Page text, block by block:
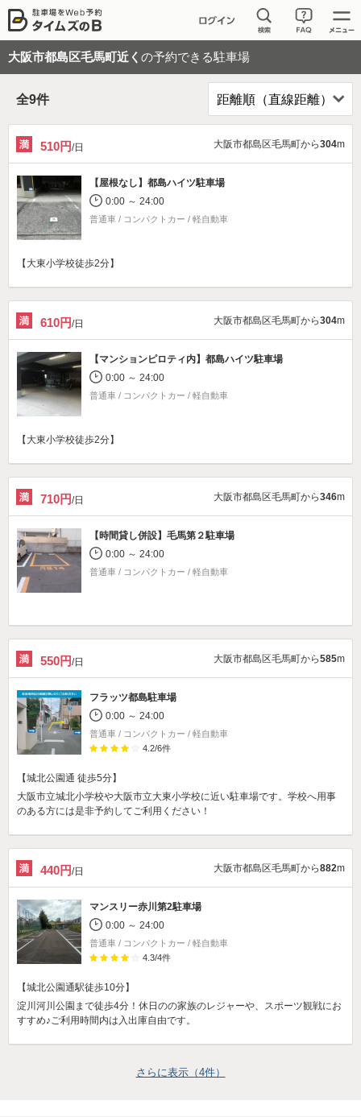
大阪市都島区毛馬町近く の予約できる駐車場
全9件
510円/日 大阪市都島区毛馬町から304m
【屋根なし】 都島ハイツ駐車場
0:00 ～ 24:00
普通車 / コンパクトカー / 軽自動車
【大東小学校徒歩2分】
610円/日 大阪市都島区毛馬町から304m
【マンションピロティ内】 都島ハイツ駐車場
0:00 ～ 24:00
普通車 / コンパクトカー / 軽自動車
【大東小学校徒歩2分】
710円/日 大阪市都島区毛馬町から346m
【時間貸し併設】 毛馬第２駐車場
0:00 ～ 24:00
普通車 / コンパクトカー / 軽自動車
550円/日 大阪市都島区毛馬町から585m
フラッツ都島駐車場
0:00 ～ 24:00
普通車 / コンパクトカー / 軽自動車
4.2/6件
【城北公園通 徒歩5分】
大阪市立城北小学校や大阪市立大東小学校に近い駐車場です。学校へ用事
のある方には是非予約してご利用ください！
440円/日 大阪市都島区毛馬町から882m
マンスリー赤川第2駐車場
0:00 ～ 24:00
普通車 / コンパクトカー / 軽自動車
4.3/4件
【城北公園通駅徒歩10分】
淀川河川公園まで徒歩4分！休日のの家族のレジャーや、スポーツ観戦にお
すすめ♪ご利用時間内は入出庫自由です。
さらに表示（4件）